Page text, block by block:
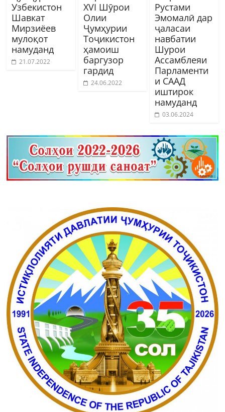
Узбекистон
Шавкат
Мирзиёев
мулоқот
намуданд
21.07.2022
XVI Шӯрои
Олии
Ҷумҳурии
Тоҷикистон
ҳамоиш
баргузор
гардид
24.06.2022
Рустами
Эмомалӣ дар
ҷаласаи
навбатии
Шурои
Ассамблеяи
Парламенти
и СААД
иштирок
намуданд
03.06.2024